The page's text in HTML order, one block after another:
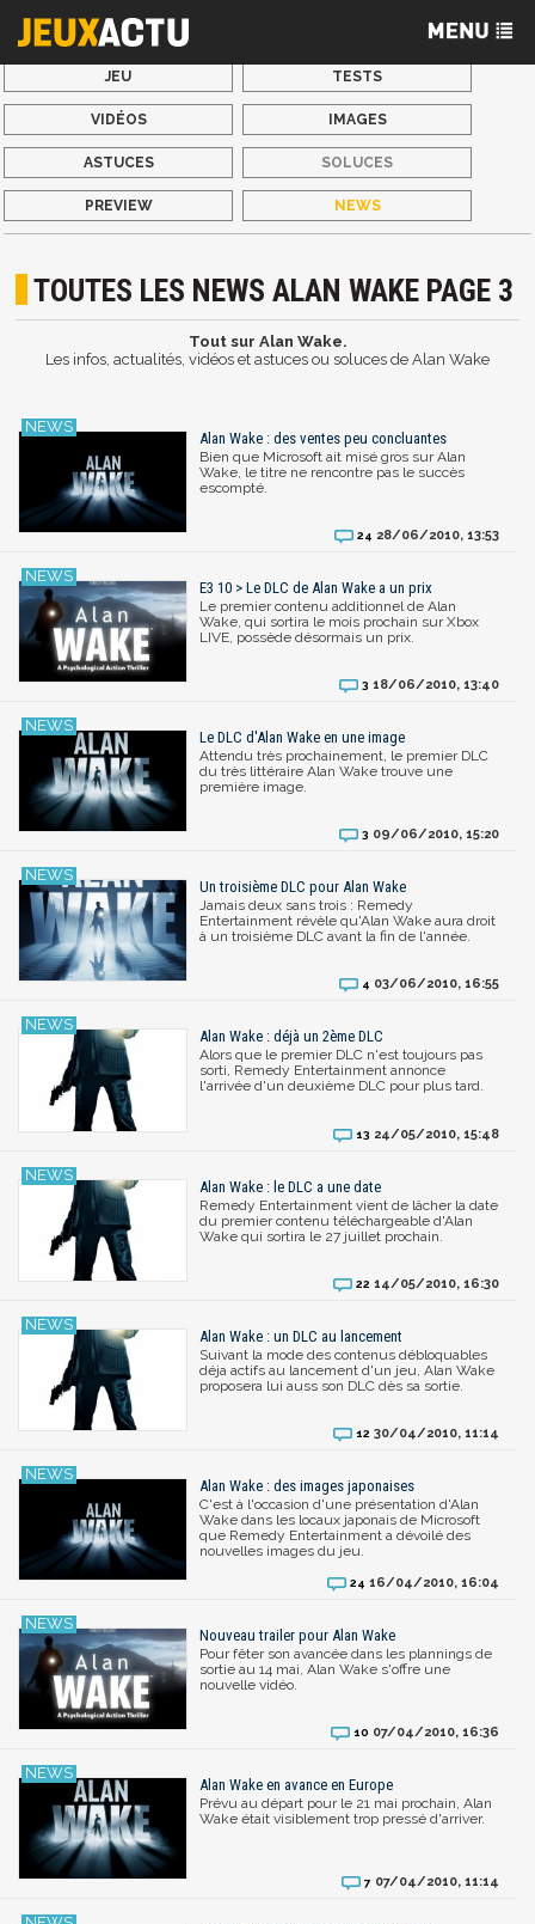
JEU TESTS
VIDÉOS IMAGES
ASTUCES SOLUCES
PREVIEW NEWS
TOUTES LES NEWS ALAN WAKE PAGE 3
Tout sur Alan Wake.
Les infos, actualités, vidéos et astuces ou soluces de Alan Wake
Alan Wake : des ventes peu concluantes
Bien que Microsoft ait misé gros sur Alan
Wake, le titre ne rencontre pas le succès
escompté.
24 28/06/2010, 13:53
E3 10 > Le DLC de Alan Wake a un prix
Le premier contenu additionnel de Alan
Wake, qui sortira le mois prochain sur Xbox
LIVE, possède désormais un prix.
3 18/06/2010, 13:40
Le DLC d'Alan Wake en une image
Attendu très prochainement, le premier DLC
du très littéraire Alan Wake trouve une
première image.
3 09/06/2010, 15:20
Un troisième DLC pour Alan Wake
Jamais deux sans trois : Remedy
Entertainment révèle qu'Alan Wake aura droit
à un troisième DLC avant la fin de l'année.
4 03/06/2010, 16:55
Alan Wake : déjà un 2ème DLC
Alors que le premier DLC n'est toujours pas
sorti, Remedy Entertainment annonce
l'arrivée d'un deuxième DLC pour plus tard.
13 24/05/2010, 15:48
Alan Wake : le DLC a une date
Remedy Entertainment vient de lâcher la date
du premier contenu téléchargeable d'Alan
Wake qui sortira le 27 juillet prochain.
22 14/05/2010, 16:30
Alan Wake : un DLC au lancement
Suivant la mode des contenus débloquables
déja actifs au lancement d'un jeu, Alan Wake
proposera lui auss son DLC dès sa sortie.
12 30/04/2010, 11:14
Alan Wake : des images japonaises
C'est à l'occasion d'une présentation d'Alan
Wake dans les locaux japonais de Microsoft
que Remedy Entertainment a dévoilé des
nouvelles images du jeu.
24 16/04/2010, 16:04
Nouveau trailer pour Alan Wake
Pour fêter son avancée dans les plannings de
sortie au 14 mai, Alan Wake s'offre une
nouvelle vidéo.
10 07/04/2010, 16:36
Alan Wake en avance en Europe
Prévu au départ pour le 21 mai prochain, Alan
Wake était visiblement trop pressé d'arriver.
7 07/04/2010, 11:14